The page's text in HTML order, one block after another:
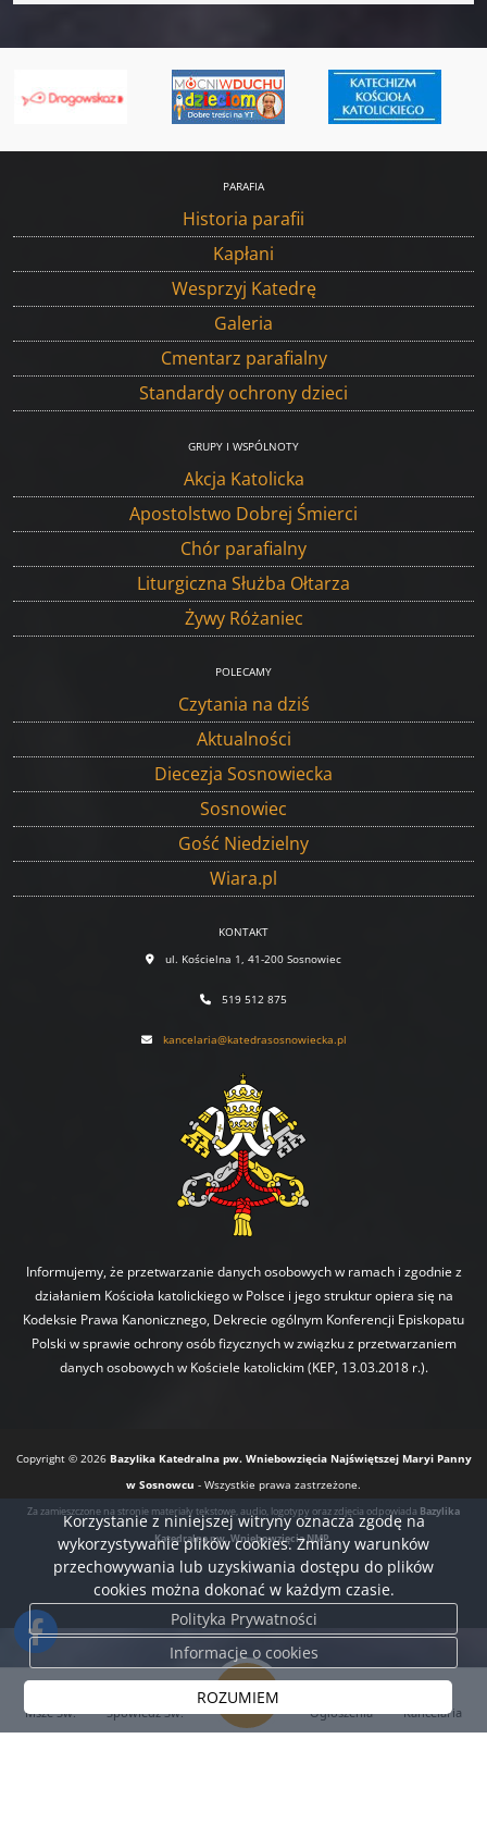
Msze Św. Spowiedź Św. Ogłoszenia Kancelaria
PARAFIA
Historia parafii
Kapłani
Wesprzyj Katedrę
Galeria
Cmentarz parafialny
Standardy ochrony dzieci
GRUPY I WSPÓLNOTY
Akcja Katolicka
Apostolstwo Dobrej Śmierci
Chór parafialny
Liturgiczna Służba Ołtarza
Żywy Różaniec
POLECAMY
Czytania na dziś
Aktualności
Diecezja Sosnowiecka
Sosnowiec
Gość Niedzielny
Wiara.pl
KONTAKT
ul. Kościelna 1, 41-200 Sosnowiec
519 512 875
kancelaria@katedrasosnowiecka.pl
Informujemy, że przetwarzanie danych osobowych w ramach i zgodnie z
działaniem Kościoła katolickiego w Polsce i jego struktur opiera się na
Kodeksie Prawa Kanonicznego, Dekrecie ogólnym Konferencji Episkopatu
Polski w sprawie ochrony osób fizycznych w związku z przetwarzaniem
danych osobowych w Kościele katolickim (KEP, 13.03.2018 r.).
Copyright © 2026 Bazylika Katedralna pw. Wniebowzięcia Najświętszej Maryi Panny
w Sosnowcu - Wszystkie prawa zastrzeżone.
Za zamieszczone na stronie materiały tekstowe, audio, logotypy oraz zdjęcia odpowiada Bazylika
Katedralna pw. Wniebowzięcia NMP.
Korzystanie z niniejszej witryny oznacza zgodę na
wykorzystywanie plików cookies. Zmiany warunków
przechowywania lub uzyskiwania dostępu do plików
cookies można dokonać w każdym czasie.
Polityka Prywatności
Informacje o cookies
ROZUMIEM